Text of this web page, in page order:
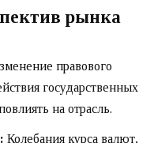
рынка
правового
государственных
на отрасль.
Колебания курса валют,